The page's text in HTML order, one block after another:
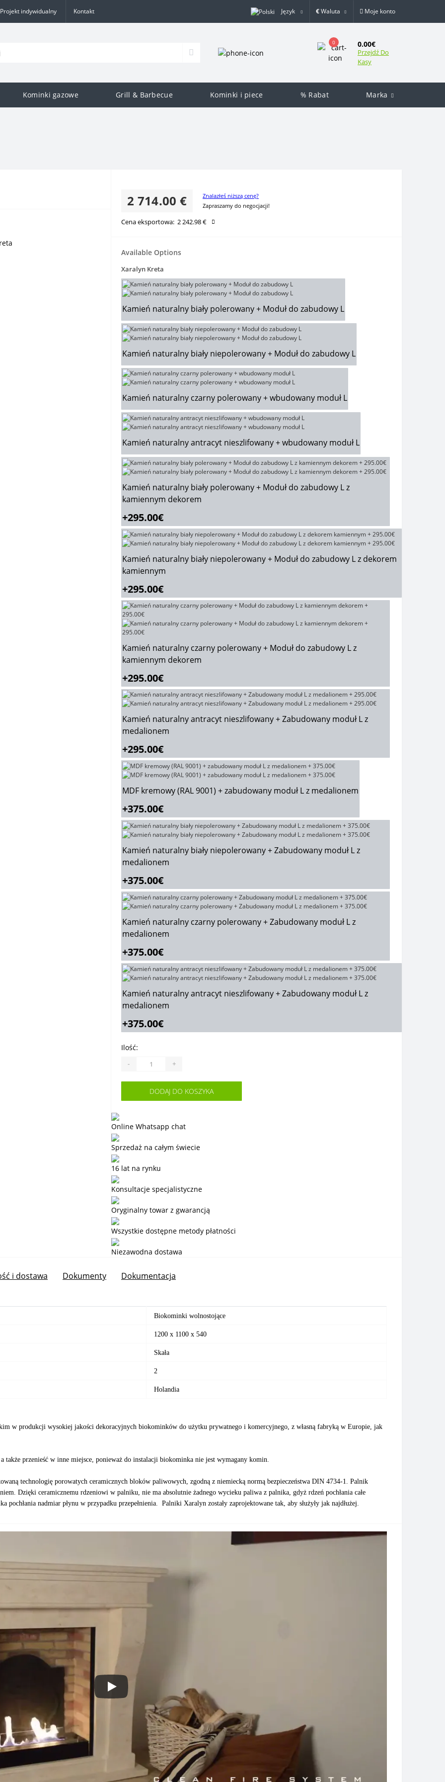
Projekt indywidualny Kontakt Język €Waluta Moje konto
0 0.00€
Przejdź Do
Kasy
Kominki gazowe Grill & Barbecue Kominki i piece % Rabat Marka
2 714.00 €
Znalazłeś niższą cenę?
Zapraszamy do negocjacji!
Cena eksportowa: 2 242.98 €
Available Options
Xaralyn Kreta
Kamień naturalny biały polerowany + Moduł do zabudowy L
Kamień naturalny biały niepolerowany + Moduł do zabudowy L
Kamień naturalny czarny polerowany + wbudowany moduł L
Kamień naturalny antracyt nieszlifowany + wbudowany moduł L
Kamień naturalny biały polerowany + Moduł do zabudowy L z
kamiennym dekorem
+295.00€
Kamień naturalny biały niepolerowany + Moduł do zabudowy L z dekorem
kamiennym
+295.00€
Kamień naturalny czarny polerowany + Moduł do zabudowy L z
kamiennym dekorem
+295.00€
Kamień naturalny antracyt nieszlifowany + Zabudowany moduł L z
medalionem
+295.00€
MDF kremowy (RAL 9001) + zabudowany moduł L z medalionem
+375.00€
Kamień naturalny biały niepolerowany + Zabudowany moduł L z
medalionem
+375.00€
Kamień naturalny czarny polerowany + Zabudowany moduł L z
medalionem
+375.00€
Kamień naturalny antracyt nieszlifowany + Zabudowany moduł L z
medalionem
+375.00€
Ilość:
- +
DODAJ DO KOSZYKA
Online Whatsapp chat
Sprzedaż na całym świecie
16 lat na rynku
Konsultacje specjalistyczne
Oryginalny towar z gwarancją
Wszystkie dostępne metody płatności
Niezawodna dostawa
i dostawa Dokumenty Dokumentacja
Biokominki wolnostojące
1200 x 1100 x 540
Skała
2
Holandia
w produkcji wysokiej jakości dekoracyjnych biokominków do użytku prywatnego i komercyjnego, z własną fabryką w Europie, jak
przenieść w inne miejsce, ponieważ do instalacji biokominka nie jest wymagany komin.
technologię porowatych ceramicznych bloków paliwowych, zgodną z niemiecką normą bezpieczeństwa DIN 4734-1. Palnik
Dzięki ceramicznemu rdzeniowi w palniku, nie ma absolutnie żadnego wycieku paliwa z palnika, gdyż rdzeń pochłania całe
pochłania nadmiar płynu w przypadku przepełnienia. Palniki Xaralyn zostały zaprojektowane tak, aby służyły jak najdłużej.